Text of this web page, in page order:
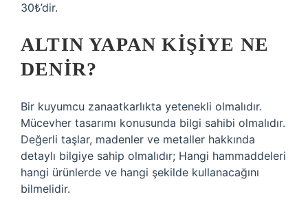
30₺’dir.
ALTIN YAPAN KIŞIYE NE
DENIR?
Bir kuyumcu zanaatkarlıkta yetenekli olmalıdır.
Mücevher tasarımı konusunda bilgi sahibi olmalıdır.
Değerli taşlar, madenler ve metaller hakkında
detaylı bilgiye sahip olmalıdır; Hangi hammaddeleri
hangi ürünlerde ve hangi şekilde kullanacağını
bilmelidir.